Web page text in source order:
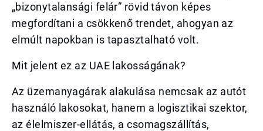
„bizonytalansági felár” rövid távon képes
megfordítani a csökkenő trendet, ahogyan az
elmúlt napokban is tapasztalható volt.
Mit jelent ez az UAE lakosságának?
Az üzemanyagárak alakulása nemcsak az autót
használó lakosokat, hanem a logisztikai szektor,
az élelmiszer-ellátás, a csomagszállítás,